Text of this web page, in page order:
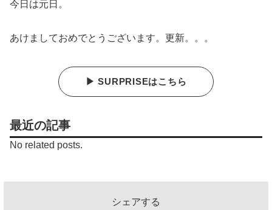
今日は元日。
あけましておめでとうございます。更新。。。
▶ SURPRISEはこちら
最近の記事
No related posts.
シェアする